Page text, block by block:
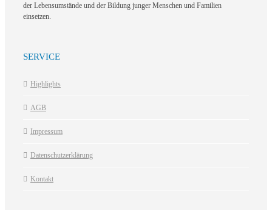
der Lebensumstände und der Bildung junger Menschen und Familien
einsetzen.
SERVICE
Highlights
AGB
Impressum
Datenschutzerklärung
Kontakt